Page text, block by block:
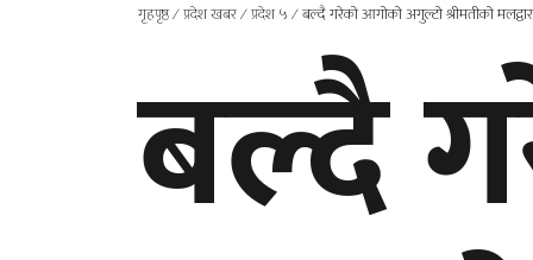
गृहपृष्ठ∕प्रदेश खबर∕प्रदेश ५∕बल्दै गरेको आगोको अगुल्टो श्रीमतीको
बल्दै